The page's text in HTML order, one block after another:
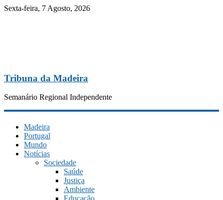
Sexta-feira, 7 Agosto, 2026
Tribuna da Madeira
Semanário Regional Independente
Madeira
Portugal
Mundo
Notícias
Sociedade
Saúde
Justiça
Ambiente
Educação